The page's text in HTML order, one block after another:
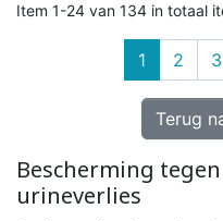
Item 1-24 van 134 in totaal
1 2 3
Terug
Bescherming
urineverlies